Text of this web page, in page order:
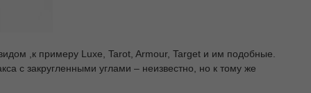
,к примеру Luxe, Tarot, Armour, Target и им подобные.
с закругленными углами – неизвестно, но к тому же